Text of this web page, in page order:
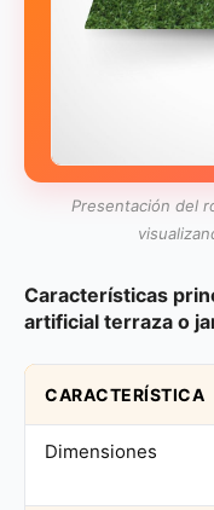
Presentación del
Características
artificial terraza o
CARACTERÍSTICA
Dimensiones